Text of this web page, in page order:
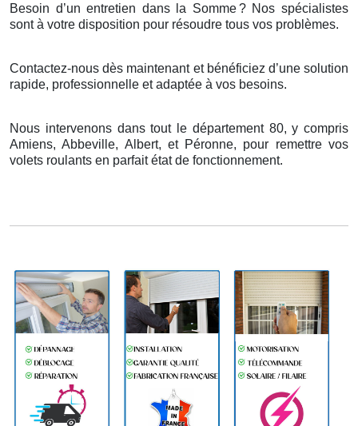
Besoin d’un entretien dans la Somme? Nos spécialistes
sontà votre disposition pour résoudre tous vos probl èmes.
Contactez-nous dès maintenant et bénéficiez d’une solution
rapide, professionnelle et adaptée à vos besoins.
Nous intervenons dans tout le département 80, y compris
Amiens, Abbeville, Albert, et Péronne, pour remettre vos
volets roulants en parfait état de fonctionnement.